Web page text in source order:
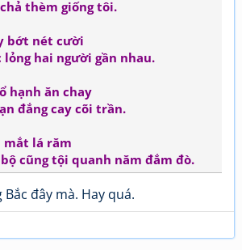
thèm giống tôi.
bớt nét cười
lỏng hai người gần nhau.
hạnh ăn chay
đắng cay cõi trần.
mắt lá răm
tội quanh năm đắm đò.
đây mà. Hay quá.